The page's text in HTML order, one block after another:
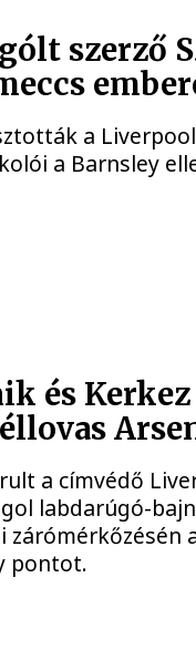
szerző
a Liverpool
a Barnsley
és
a címvédő
labdarúgó-
pontot.